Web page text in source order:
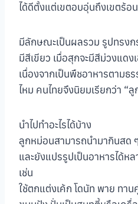
ได้ดีตั้งแต่เขตอบอุ่นถึงเขตร้อน
มีลักษณะเป็นผลรวม รูปทรงก
มีสีเขียว เมื่อสุกจะมีสีม่วงแดง
เนื่องจากเป็นพืชอาหารตามธ
ไหม คนไทยจึงนิยมเรียกว่า “
นำไปทำอะไรได้บ้าง
ลูกหม่อนสามารถนำมากินสด
และยังแปรรูปเป็นอาหารได้ห
เช่น
ใช้ตกแต่งเค้ก โดนัท พาย ทาน